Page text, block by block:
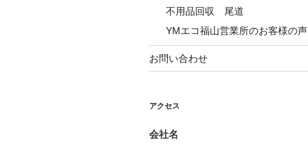
不用品回収 尾道
YMエコ福山営業所のお客様の声
お問い合わせ
アクセス
会社名